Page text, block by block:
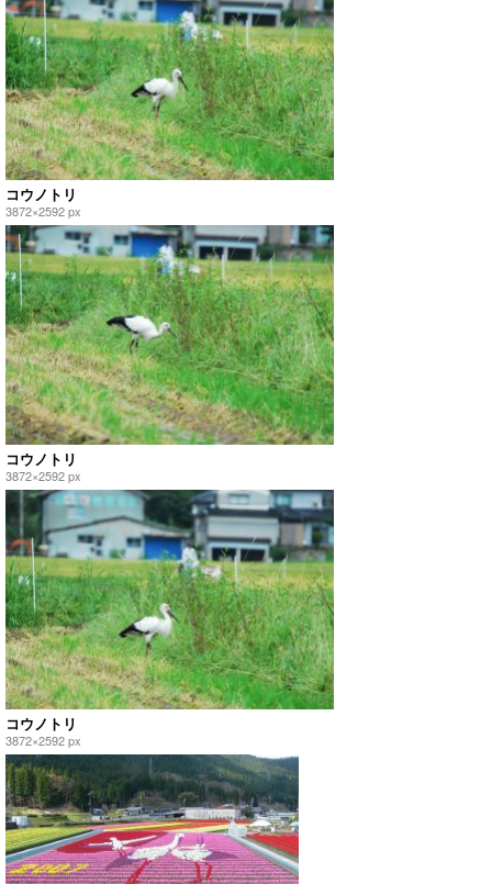
コウノトリ
3872×2592 px
コウノトリ
3872×2592 px
コウノトリ
3872×2592 px